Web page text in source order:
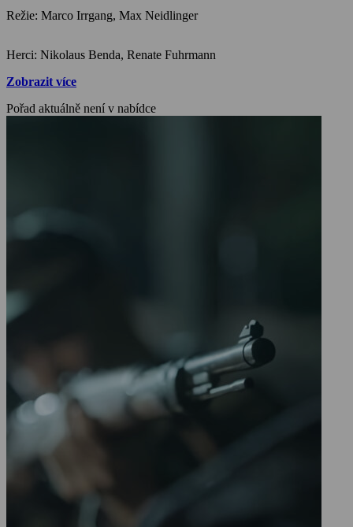
zůstal nepotrestán po celá desetiletí a má své dopady i v dnešní
Režie: Marco Irrgang, Max Neidlinger
Herci: Nikolaus Benda, Renate Fuhrmann
Zobrazit více
Pořad aktuálně není v nabídce